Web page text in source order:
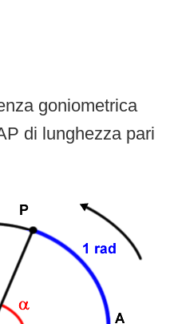
goniometrica
di lunghezza pari